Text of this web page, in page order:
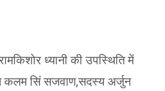
ध्यानी की उपस्थिति में
कलम सिं सजवाण,सदस्य अर्जुन